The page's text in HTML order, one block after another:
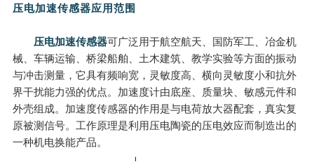
压电加速传感器应用范围
压电加速传感器可广泛用于航空航天、国防军工、冶金机
械、车辆运输、桥梁船舶、土木建筑、教学实验等方面的振动
与冲击测量，它具有频响宽，灵敏度高、横向灵敏度小和抗外
界干扰能力强的优点。加速度计由底座、质量块、敏感元件和
外壳组成。 加速度传感器的作用是与电荷放大器配套，真实复
原被测信号。工作原理是利用压电陶瓷的压电效应而制造出的
一种机电换能产品。